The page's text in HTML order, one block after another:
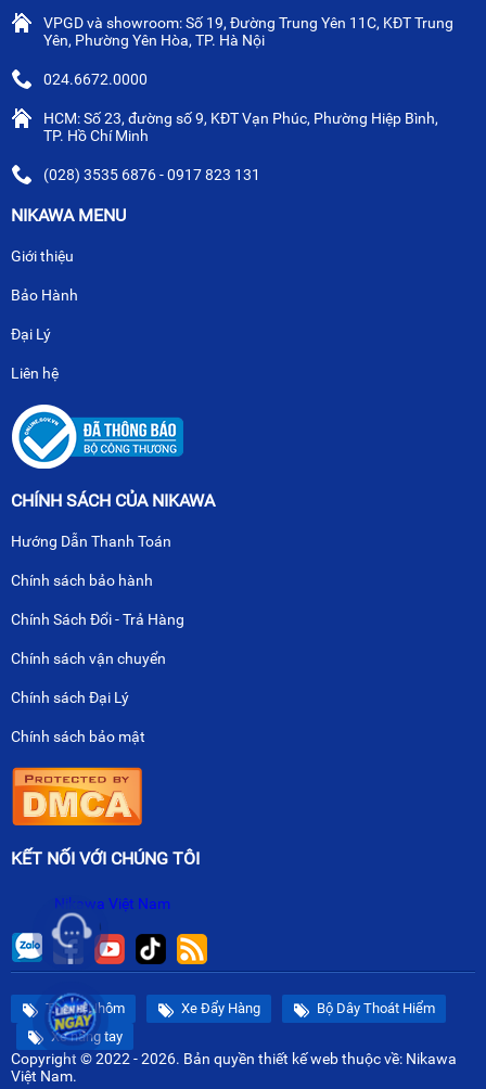
VPGD và showroom: Số 19, Đường Trung Yên 11C, KĐT Trung
Yên, Phường Yên Hòa, TP. Hà Nội
024.6672.0000
HCM: Số 23, đường số 9, KĐT Vạn Phúc, Phường Hiệp Bình,
TP. Hồ Chí Minh
(028) 3535 6876 - 0917 823 131
NIKAWA MENU
Giới thiệu
Bảo Hành
Đại Lý
Liên hệ
CHÍNH SÁCH CỦA NIKAWA
Hướng Dẫn Thanh Toán
Chính sách bảo hành
Chính Sách Đổi - Trả Hàng
Chính sách vận chuyển
Chính sách Đại Lý
Chính sách bảo mật
KẾT NỐI VỚI CHÚNG TÔI
Nikawa Việt Nam
Thang Nhôm Xe Đẩy Hàng
Bộ Dây Thoát Hiểm
Xe nâng tay
Copyright © 2022 - 2026. Bản quyền thiết kế webthuộc về: Nikawa
Việt Nam.